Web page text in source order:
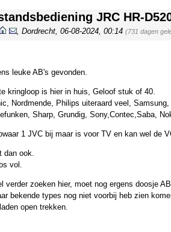
JRC HR-
, Dordrecht, 06-08-2024, 00:14 (731 dagen
leuke AB's gevonden.
kringloop is hier in huis, Geloof stuk of 40.
Nordmende, Philips uiteraard veel,
Sharp, Grundig, Sony,Contec,Saba,
1 JVC bij maar is voor TV en kan wel de
dan ook.
vol.
verder zoeken hier, moet nog ergens doosje
bekende types nog niet voorbij heb zien
open trekken.